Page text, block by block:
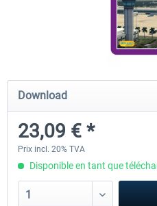
RJAA Tokyo Narita XP
24,38 € *
Download
23,09 € *
Prix incl. 20% TVA
Disponible en tant que